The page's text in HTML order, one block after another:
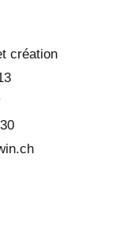
création